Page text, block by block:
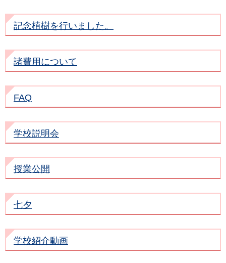
記念植樹を行いました。
諸費用について
FAQ
学校説明会
授業公開
七夕
学校紹介動画